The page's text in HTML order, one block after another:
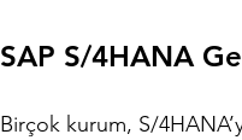
SAP S/4HANA
Birçok kurum, S/